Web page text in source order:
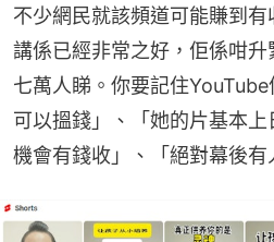
不少網民就該頻道可能賺到
講係已經非常之好，佢係咁
七萬人睇。你要記住
可以搵錢」、「她的片基本
機會有錢收」、「絕對幕後有